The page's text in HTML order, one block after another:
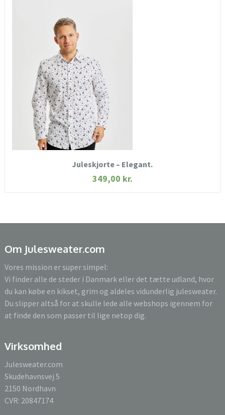
SE MERE
Juleskjorte – Elegant.
349,00 kr.
Om Julesweater.com
Vores mission er super simpel:
Vi finder alle de steder i Danmark eller det tætte udland, hvor
du kan købe en kikset, grim og aldeles vidunderlig julesweater.
Du slipper altså for at skulle lede alle webshops igennem for
at finde den som passer til lige netop dig.
Virksomhed
Julesweater.com
Skudehavnsvej 5
2150 Nordhavn
CVR: 20847174